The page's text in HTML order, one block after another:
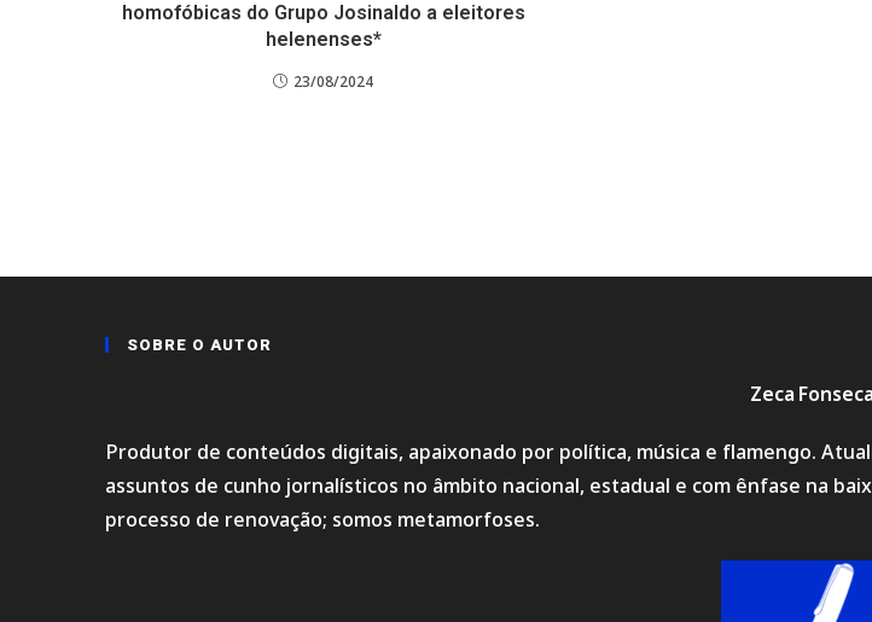
homofóbicas do Grupo Josinaldo a eleitores
helenenses*
23/08/2024
SOBRE O AUTOR
Zeca Fonseca
Produtor de conteúdos digitais, apaixonado por política, música e flamengo.
assuntos de cunho jornalísticos no âmbito nacional, estadual e com ênfase na
processo de renovação; somos metamorfoses.